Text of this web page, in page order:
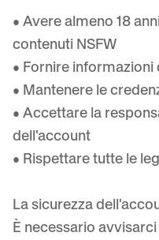
• Avere almeno 18
contenuti NSFW
• Fornire
• Mantenere le
• Accettare la
dell'account
• Rispettare tutte le
La sicurezza
È necessario